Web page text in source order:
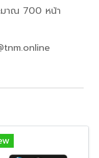
มาณ 700 หน้า